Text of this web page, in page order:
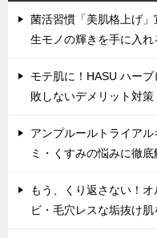
菌活習慣「美肌格上げ
生モノの輝きを手に入れ
モテ肌に！HASU ハー
敗しないデメリット対策
アンプルールトライア
ミ・くすみの悩みに徹底
もう、くり返さない！
ビ・毛穴レスな垢抜け肌